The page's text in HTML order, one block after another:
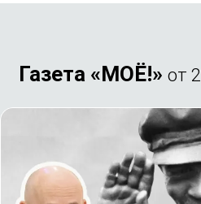
Газета «МОЁ!»от